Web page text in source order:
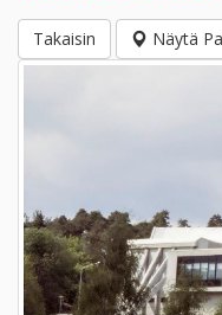
Takaisin Näytä